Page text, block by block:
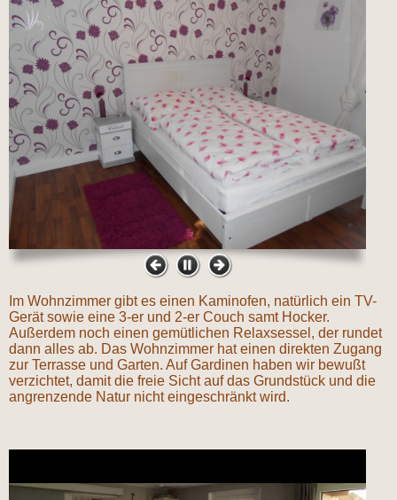
Im Wohnzimmer gibt es einen Kaminofen, natürlich ein TV-
Gerät sowie eine 3-er und 2-er Couch samt Hocker.
Außerdem noch einen gemütlichen Relaxsessel, der rundet
dann alles ab. Das Wohnzimmer hat einen direkten Zugang
zur Terrasse und Garten. Auf Gardinen haben wir bewußt
verzichtet, damit die freie Sicht auf das Grundstück und die
angrenzende Natur nicht eingeschränkt wird.